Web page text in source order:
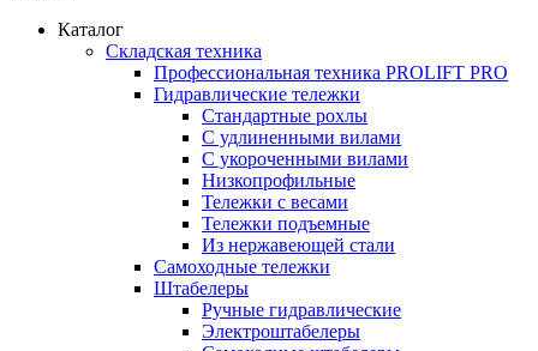
Каталог
Складская техника
Профессиональная техника PROLIFT PRO
Гидравлические тележки
Стандартные рохлы
С удлиненными вилами
С укороченными вилами
Низкопрофильные
Тележки с весами
Тележки подъемные
Из нержавеющей стали
Самоходные тележки
Штабелеры
Ручные гидравлические
Электроштабелеры